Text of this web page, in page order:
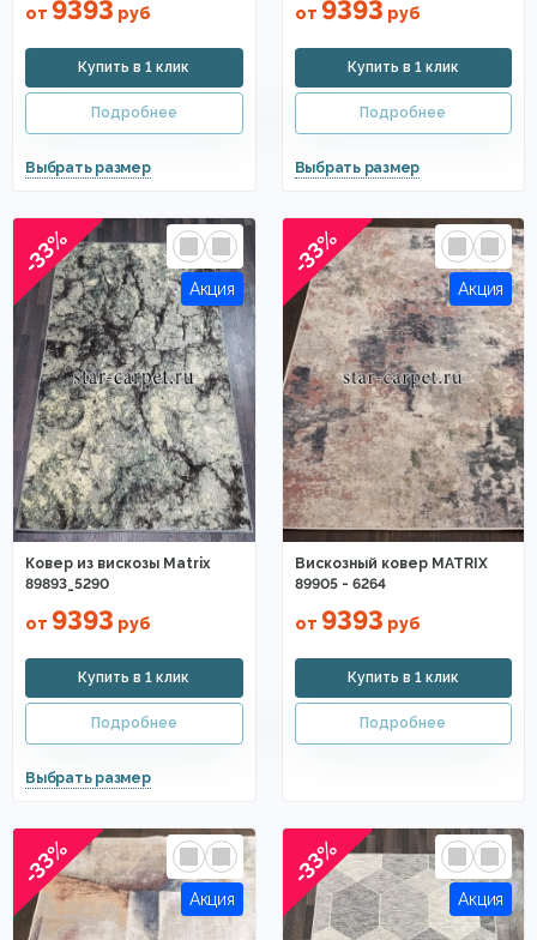
от 9393 руб от 9393 руб
-33%
Ковер из вискозы Matrix
89893_5290
от 9393 руб
-33%
Вискозный ковер MATRIX
89905 - 6264
от 9393 руб
-33% -33%